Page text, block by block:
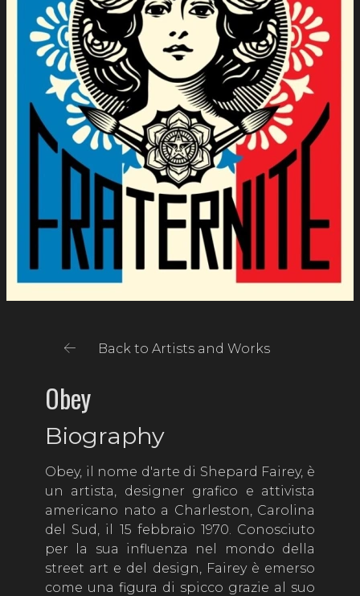
Back to Artists and Works
Obey
Biography
Obey, il nome d'arte di Shepard Fairey, è
un artista, designer grafico e attivista
americano nato a Charleston, Carolina
del Sud, il 15 febbraio 1970. Conosciuto
per la sua influenza nel mondo della
street art e del design, Fairey è emerso
come una figura di spicco grazie al suo